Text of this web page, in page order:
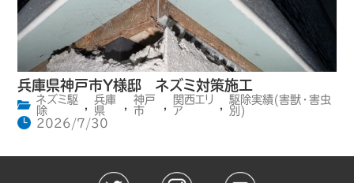
兵庫県神戸市Y様邸 ネズミ対策施工
ネズミ駆
除
,
兵庫
県
,
神戸
市
,
関西エリ
ア
,
駆除実績(害獣・害虫
別)
2026/7/30